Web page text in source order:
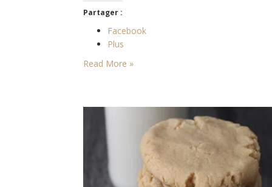
Partager :
Facebook
Plus
Read More »